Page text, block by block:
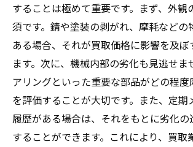
することは極めて重要です。まず、外観
須です。錆や塗装の剥がれ、摩耗などの
ある場合、それが買取価格に影響を及ぼ
ます。次に、機械内部の劣化も見逃せま
アリングといった重要な部品がどの程
を評価することが大切です。また、定期
履歴がある場合は、それをもとに劣化
することができます。これにより、買取